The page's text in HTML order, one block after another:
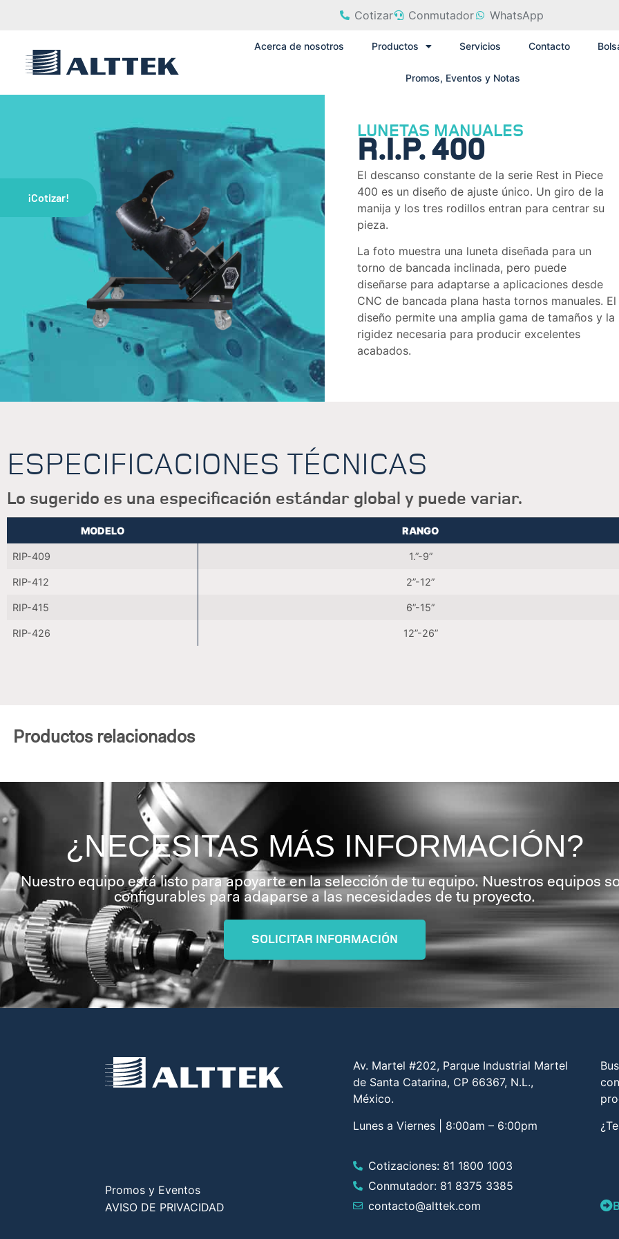
Cotizar Conmutador WhatsApp
Acerca de nosotros Productos Servicios Contacto
Promos, Eventos y Notas
¡Cotizar!
LUNETAS MANUALES
R.I.P. 400
El descanso constante de la serie Rest in Piece
400 es un diseño de ajuste único. Un giro de la
manija y los tres rodillos entran para centrar su
pieza.
La foto muestra una luneta diseñada para un
torno de bancada inclinada, pero puede
diseñarse para adaptarse a aplicaciones desde
CNC de bancada plana hasta tornos manuales. El
diseño permite una amplia gama de tamaños y la
rigidez necesaria para producir excelentes
acabados.
ESPECIFICACIONES TÉCNICAS
Lo sugerido es una especificación estándar global y puede variar.
MODELO RANGO
RIP-409 1.”-9”
RIP-412 2”-12”
RIP-415 6”-15”
RIP-426 12”-26”
Productos relacionados
¿NECESITAS MÁS INFORMACIÓN?
Nuestro equipo está listo para apoyarte en la selección de tu equipo. Nuestros equipos
configurables para adaparse a las necesidades de tu proyecto.
SOLICITAR INFORMACIÓN
Promos y Eventos
AVISO DE PRIVACIDAD
Av. Martel #202, Parque Industrial Martel
de Santa Catarina, CP 66367, N.L.,
México.
Lunes a Viernes | 8:00am – 6:00pm
Cotizaciones: 81 1800 1003
Conmutador: 81 8375 3385
contacto@alttek.com